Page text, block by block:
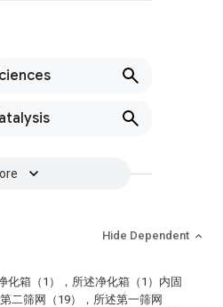
Hide Dependent
化箱（1），所述净化箱（1）内固
二筛网（19），所述第一筛网